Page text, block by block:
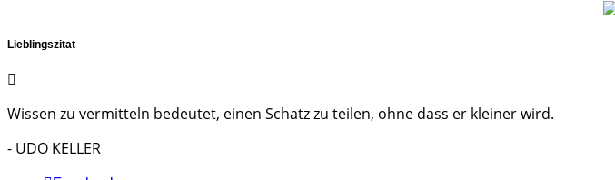
Lieblingszitat
Wissen zu vermitteln bedeutet, einen Schatz zu teilen, ohne dass er kleiner wird.
- UDO KELLER